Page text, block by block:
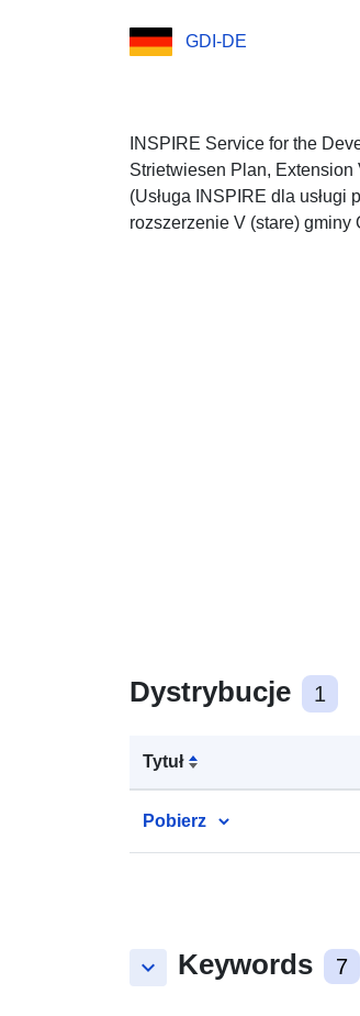
GDI-DE
INSPIRE Service for the
Strietwiesen Plan, Extension
(Usługa INSPIRE dla
rozszerzenie V (stare) gminy
Dystrybucje 1
Tytuł
Pobierz
keyboard_arrow_down Keywords 7